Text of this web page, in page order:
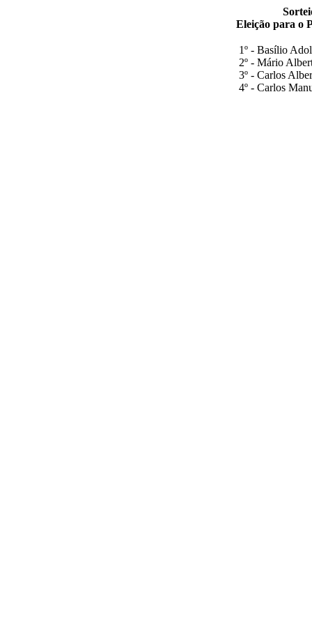
Eleição para o
1º - Basílio
2º - Mário
3º - Carlos
4º - Carlos